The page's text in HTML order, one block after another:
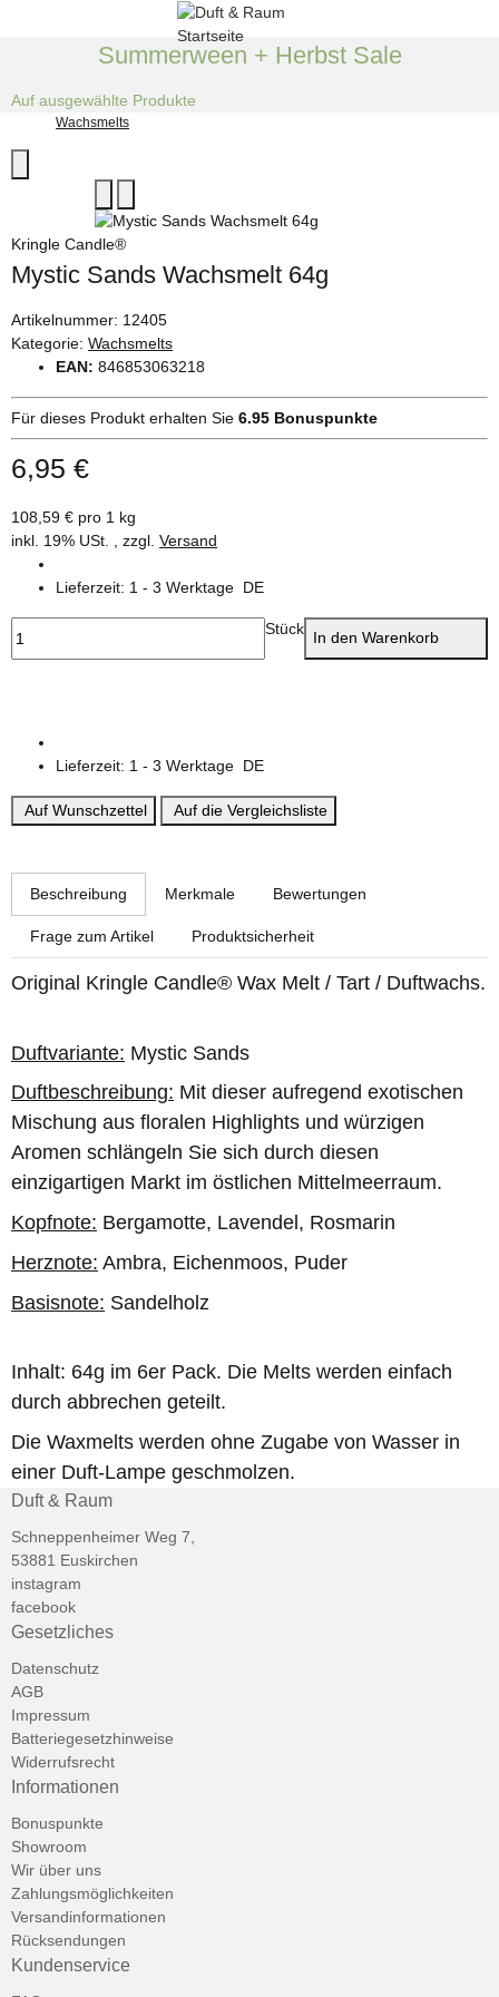
Summerween + Herbst Sale
Auf ausgewählte Produkte
Wachsmelts
Kringle Candle®
Mystic Sands Wachsmelt 64g
Artikelnummer: 12405
Kategorie: Wachsmelts
EAN: 846853063218
Für dieses Produkt erhalten Sie 6.95 Bonuspunkte
6,95 €
108,59 € pro 1 kg
inkl. 19% USt. , zzgl. Versand
Lieferzeit: 1 - 3 Werktage DE
Stück In den Warenkorb
Lieferzeit: 1 - 3 Werktage DE
Auf Wunschzettel Auf die Vergleichsliste
Beschreibung Merkmale Bewertungen
Frage zum Artikel Produktsicherheit
Original Kringle Candle® Wax Melt / Tart / Duftwachs.
Duftvariante: Mystic Sands
Duftbeschreibung: Mit dieser aufregend exotischen
Mischung aus floralen Highlights und würzigen
Aromen schlängeln Sie sich durch diesen
einzigartigen Markt im östlichen Mittelmeerraum.
Kopfnote: Bergamotte, Lavendel, Rosmarin
Herznote: Ambra, Eichenmoos, Puder
Basisnote: Sandelholz
Inhalt: 64g im 6er Pack. Die Melts werden einfach
durch abbrechen geteilt.
Die Waxmelts werden ohne Zugabe von Wasser in
einer Duft-Lampe geschmolzen.
Duft & Raum
Schneppenheimer Weg 7,
53881 Euskirchen
instagram
facebook
Gesetzliches
Datenschutz
AGB
Impressum
Batteriegesetzhinweise
Widerrufsrecht
Informationen
Bonuspunkte
Showroom
Wir über uns
Zahlungsmöglichkeiten
Versandinformationen
Rücksendungen
Kundenservice